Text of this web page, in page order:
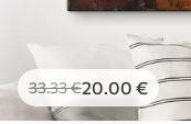
33.33€20.00 €